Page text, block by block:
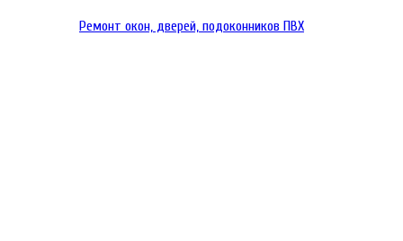
Ремонт окон, дверей, подоконников ПВХ